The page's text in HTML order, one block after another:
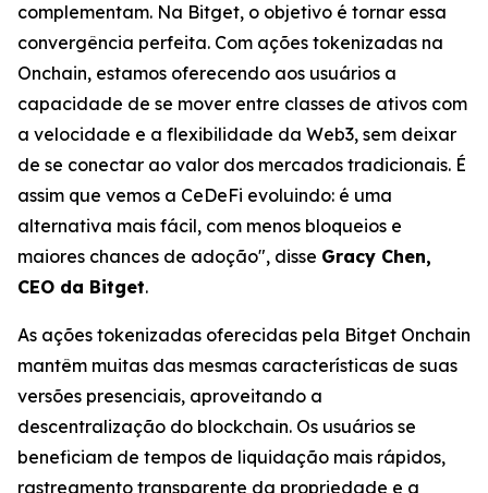
complementam. Na Bitget, o objetivo é tornar essa
convergência perfeita. Com ações tokenizadas na
Onchain, estamos oferecendo aos usuários a
capacidade de se mover entre classes de ativos com
a velocidade e a flexibilidade da Web3, sem deixar
de se conectar ao valor dos mercados tradicionais. É
assim que vemos a CeDeFi evoluindo: é uma
alternativa mais fácil, com menos bloqueios e
maiores chances de adoção", disse Gracy Chen,
CEO da Bitget.
As ações tokenizadas oferecidas pela Bitget Onchain
mantêm muitas das mesmas características de suas
versões presenciais, aproveitando a
descentralização do blockchain. Os usuários se
beneficiam de tempos de liquidação mais rápidos,
rastreamento transparente da propriedade e a